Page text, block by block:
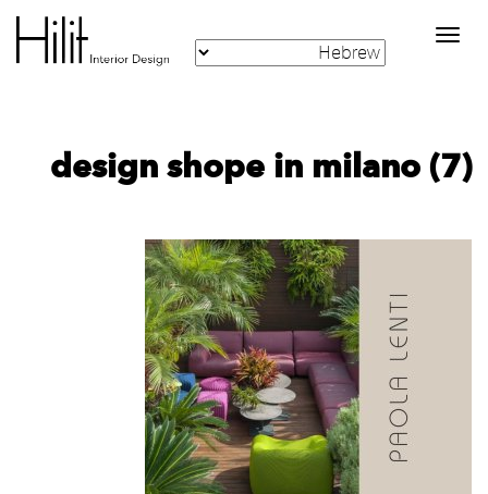
Toggle
navigation
design shope in milano (7)